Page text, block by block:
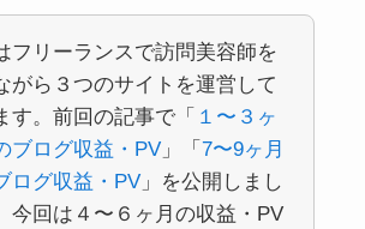
フリーランスで訪問美容師を
がら３つのサイトを運営して
す。前回の記事で「 １〜３ヶ
ブログ収益・PV」「 7〜9ヶ月
ログ収益・PV」を公開しまし
今回は４〜６ヶ月の収益・PV